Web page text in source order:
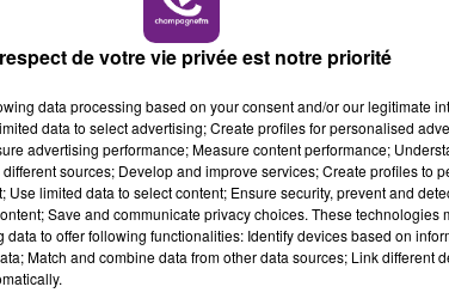
15h00 - 19h00
de votre vie privée est notre priorité
data processing based on your consent and/or our legitimate
data to select advertising; Create profiles for personalised
advertising performance; Measure content performance;
sources; Develop and improve services; Create profiles to
limited data to select content; Ensure security, prevent and
Save and communicate privacy choices. These technologies
to offer following functionalities: Identify devices based on
Match and combine data from other data sources; Link different